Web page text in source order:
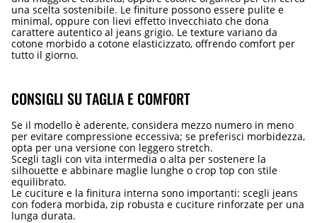
una scelta sostenibile. Le finiture possono essere pulite e
minimal, oppure con lievi effetto invecchiato che dona
carattere autentico al jeans grigio. Le texture variano da
cotone morbido a cotone elasticizzato, offrendo comfort per
tutto il giorno.
CONSIGLI SU TAGLIA E COMFORT
Se il modello è aderente, considera mezzo numero in meno
per evitare compressione eccessiva; se preferisci morbidezza,
opta per una versione con leggero stretch.
Scegli tagli con vita intermedia o alta per sostenere la
silhouette e abbinare maglie lunghe o crop top con stile
equilibrato.
Le cuciture e la finitura interna sono importanti: scegli jeans
con fodera morbida, zip robusta e cuciture rinforzate per una
lunga durata.